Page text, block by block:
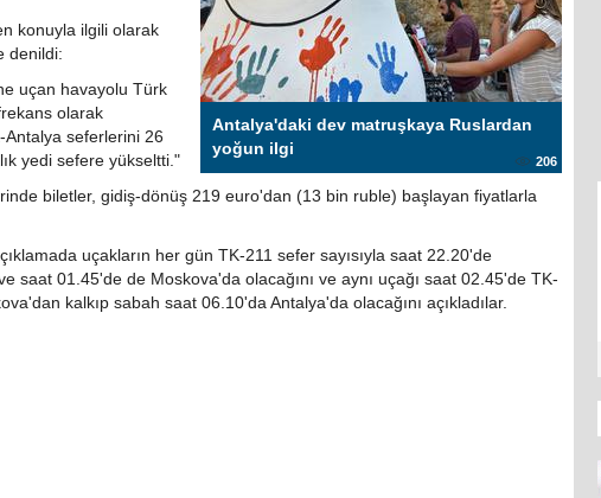
Antalya'daki dev matruşkaya Ruslardan
yoğun ilgi
206
konuyla ilgili olarak
denildi:
uçan havayolu Türk
olarak
seferlerini 26
yedi sefere yükseltti."
biletler, gidiş-dönüş 219 euro'dan (13 bin ruble) başlayan fiyatlarla
uçakların her gün TK-211 sefer sayısıyla saat 22.20'de
saat 01.45'de de Moskova'da olacağını ve aynı uçağı saat 02.45'de TK-
kalkıp sabah saat 06.10'da Antalya'da olacağını açıkladılar.